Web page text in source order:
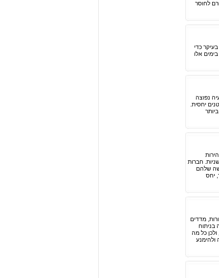
לחוסר
כדי
אלו
נפוצה
יחסית.
חברות
שלהם
יחס
מדדים
בניתוח
כל מה
ולהימנע